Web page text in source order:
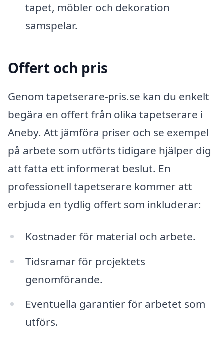
tapet, möbler och dekoration
samspelar.
Offert och pris
Genom tapetserare-pris.se kan du enkelt
begära en offert från olika tapetserare i
Aneby. Att jämföra priser och se exempel
på arbete som utförts tidigare hjälper dig
att fatta ett informerat beslut. En
professionell tapetserare kommer att
erbjuda en tydlig offert som inkluderar:
Kostnader för material och arbete.
Tidsramar för projektets
genomförande.
Eventuella garantier för arbetet som
utförs.